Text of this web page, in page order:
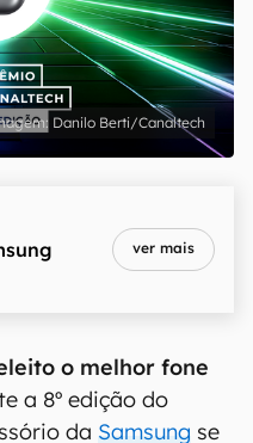
Danilo Berti/Canaltech
ver mais
o melhor fone
a 8º edição do
da Samsung se